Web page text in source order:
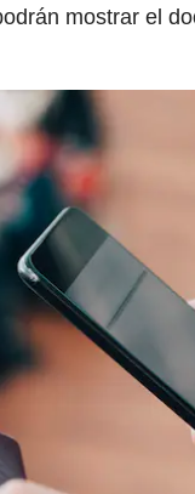
mostrar el